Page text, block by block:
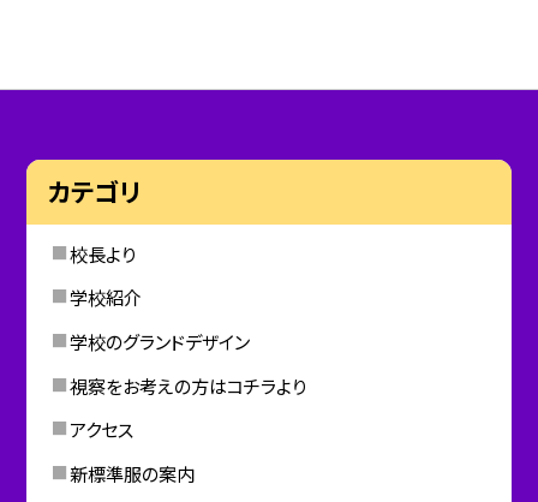
カテゴリ
校長より
学校紹介
学校のグランドデザイン
視察をお考えの方はコチラより
アクセス
新標準服の案内